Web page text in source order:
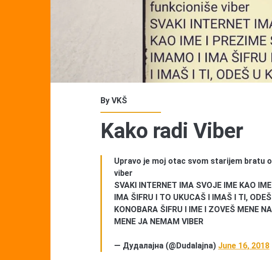
ByVKŠ
Kako radi Viber
Upravo je moj otac svom starijem bratu
viber
SVAKI INTERNET IMA SVOJE IME KAO
IMA ŠIFRU I TO UKUCAŠ I IMAŠ I TI,
KONOBARA ŠIFRU I IME I ZOVEŠ MENE
MENE JA NEMAM VIBER
— Дудалајна (@Dudalajna) June 16, 2018